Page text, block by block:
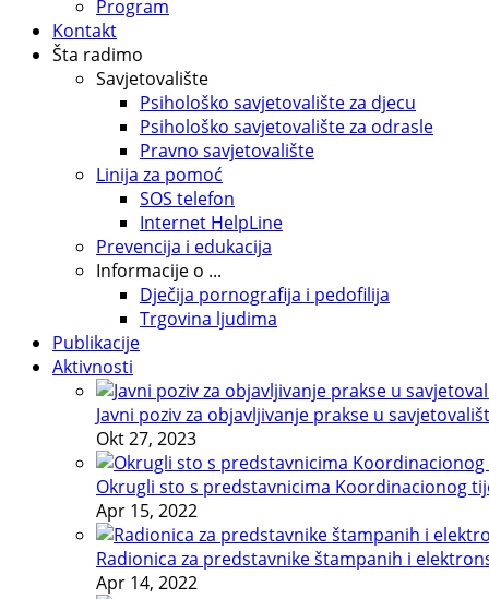
Program
Kontakt
Šta radimo
Savjetovalište
Psihološko savjetovalište za djecu
Psihološko savjetovalište za odrasle
Pravno savjetovalište
Linija za pomoć
SOS telefon
Internet HelpLine
Prevencija i edukacija
Informacije o ...
Dječija pornografija i pedofilija
Trgovina ljudima
Publikacije
Aktivnosti
Javni poziv za objavljivanje prakse u
Okt 27, 2023
Okrugli sto s predstavnicima Koordinacionog
Apr 15, 2022
Radionica za predstavnike štampanih i
Apr 14, 2022